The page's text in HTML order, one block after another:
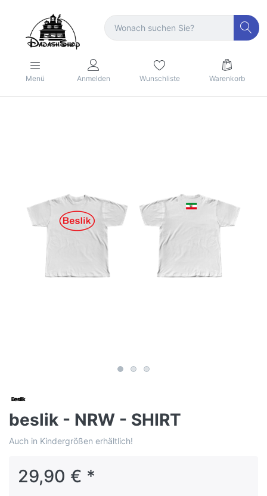
Menü Anmelden Wunschliste Warenkorb
beslik - NRW - SHIRT
Auch in Kindergrößen erhältlich!
29,90 € *